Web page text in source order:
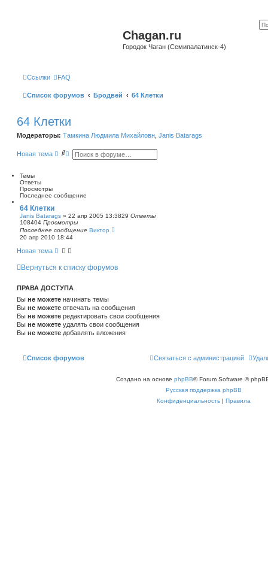
Chagan.ru
Городок Чаган (Семипалатинск-4)
Ссылки FAQ
Список форумов Бродвей 64 Клетки
64 Клетки
Модераторы: Тамкина Людмила Михайловн Janis Batarags
Новая тема
П Р
е
ы
й
п
о
с
Темы
Ответы
Просмотры
Последнее сообщение
64 Клетки
Janis Batarags » 22 апр 2005 13:3829 Ответы
108404 Просмотры
Последнее сообщение Виктор
20 апр 2010 18:44
Новая тема
Вернуться к списку форумов
ПРАВА ДОСТУПА
Вы не можете начинать темы
Вы не можете отвечать на сообщения
Вы не можете редактировать свои сообщения
Вы не можете удалять свои сообщения
Вы не можете добавлять вложения
Список форумов Связаться с администрацией
Создано на основе phpBB® Forum Software ©
Русская поддержка phpBB
Конфиденциальность | Правила